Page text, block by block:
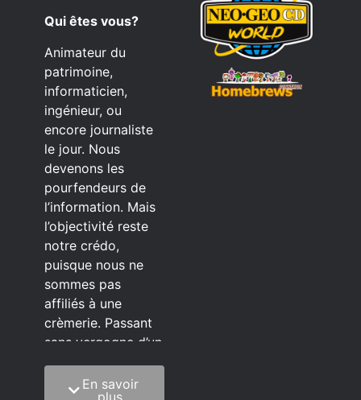
Qui êtes vous?
Animateur du
patrimoine,
informaticien,
ingénieur, ou
encore journaliste
le jour. Nous
devenons les
pourfendeurs de
l’information. Mais
l’objectivité reste
notre crédo,
puisque nous ne
sommes pas
affiliés à une
crèmerie. Passant
sans vergogne d’un
C’est quoi notre
En savoir